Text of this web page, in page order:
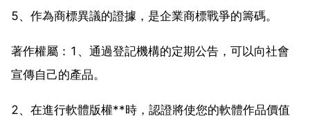
5、作為商標異議的證據，是企業商標戰爭的籌碼。
著作權屬：1、通過登記機構的定期公告，可以向社會
宣傳自己的產品。
2、在進行軟體版權**時，認證將使您的軟體作品價值